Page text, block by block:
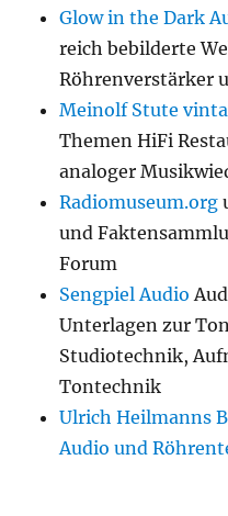
Glow in the Dark
reich bebilderte
Röhrenverstärker
Meinolf Stute
Themen HiFi
analoger
Radiomuseum.org
und
Forum
Sengpiel Audio
Unterlagen zur
Studiotechnik,
Tontechnik
Ulrich Heilmanns
Audio und